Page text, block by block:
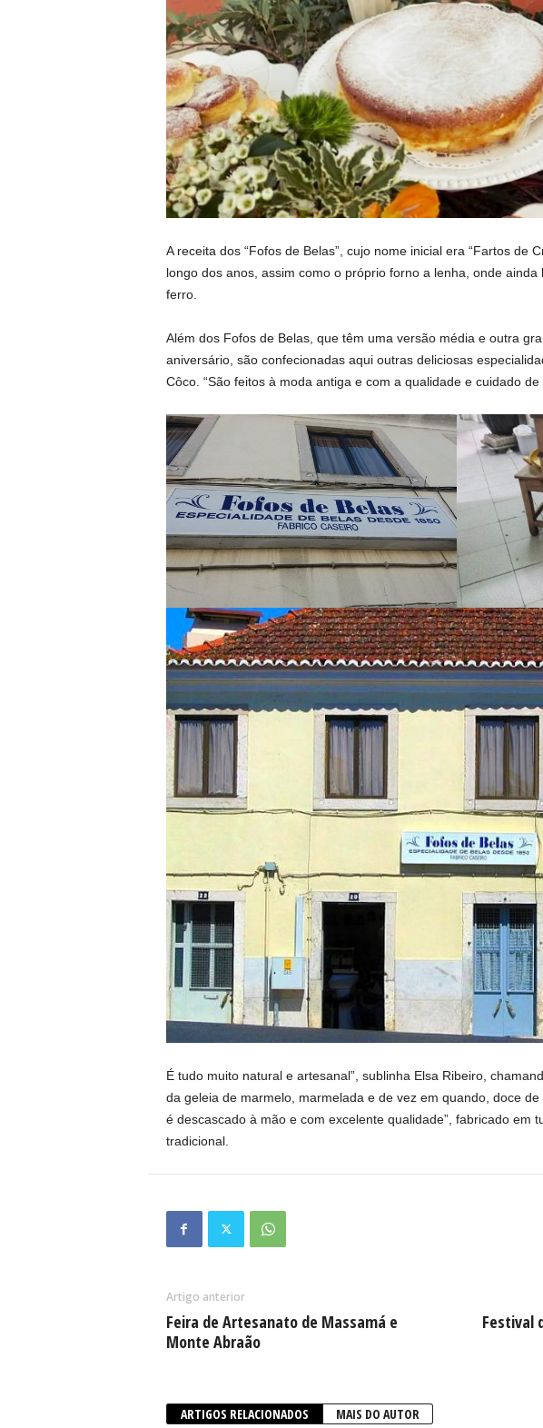
A receita dos “Fofos de Belas”, cujo nome inicial era “Fartos de
longo dos anos, assim como o próprio forno a lenha, onde
ferro.
Além dos Fofos de Belas, que têm uma versão média e outra
aniversário, são confecionadas aqui outras deliciosas
Côco. “São feitos à moda antiga e com a qualidade e cuidado
É tudo muito natural e artesanal”, sublinha Elsa Ribeiro,
da geleia de marmelo, marmelada e de vez em quando, doce de
é descascado à mão e com excelente qualidade”, fabricado em
tradicional.
Artigo anterior
Feira de Artesanato de Massamá e
Monte Abraão
Festival
ARTIGOS RELACIONADOS MAIS DO AUTOR